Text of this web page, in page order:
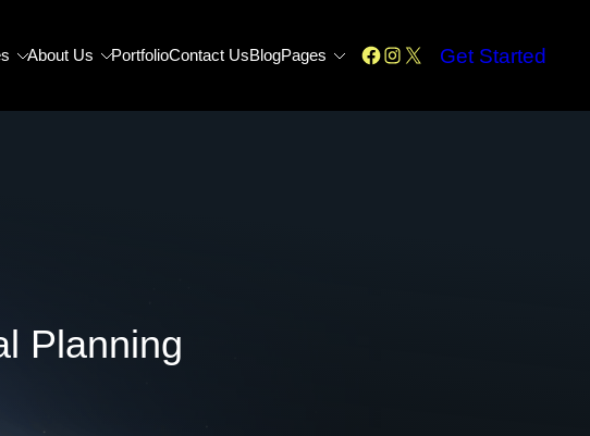
About Us PortfolioContact UsBlogPages Facebook
Instagram
X Get Started
Planning